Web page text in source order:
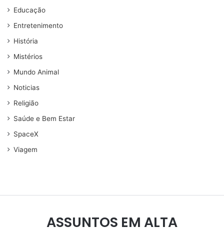
Educação
Entretenimento
História
Mistérios
Mundo Animal
Noticias
Religião
Saúde e Bem Estar
SpaceX
Viagem
ASSUNTOS EM ALTA